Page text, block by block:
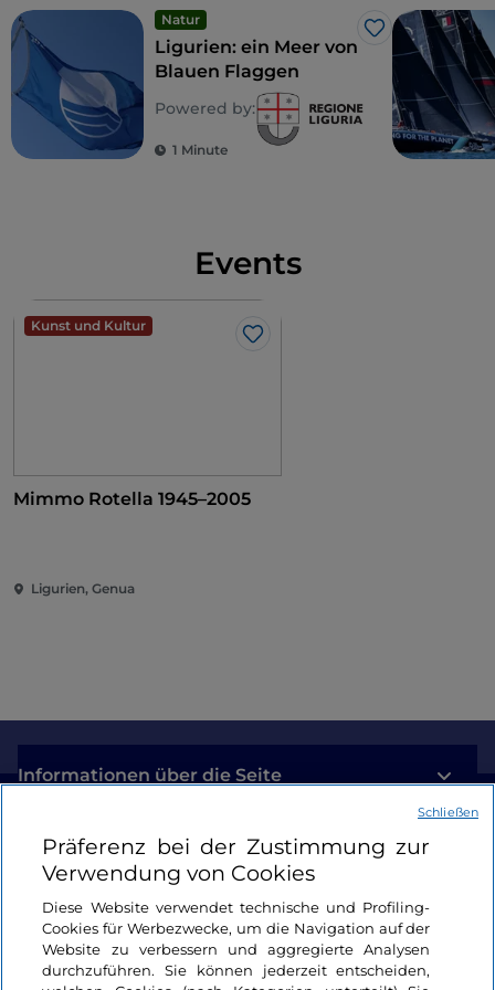
Natur
Like
Ligurien: ein Meer von
Blauen Flaggen
Powered by:
1 Minute
Events
Kunst und Kultur
Like
Mimmo Rotella 1945–2005
Ligurien, Genua
Informationen über die Seite
Nützliche Links
Login
Bleiben wir in Kontakt
Präferenz bei der Zustimmung zur
Verwendung von Cookies
Diese Website verwendet technische und Profiling-
Cookies für Werbezwecke, um die Navigation auf der
Website zu verbessern und aggregierte Analysen
durchzuführen. Sie können jederzeit entscheiden,
Schließen